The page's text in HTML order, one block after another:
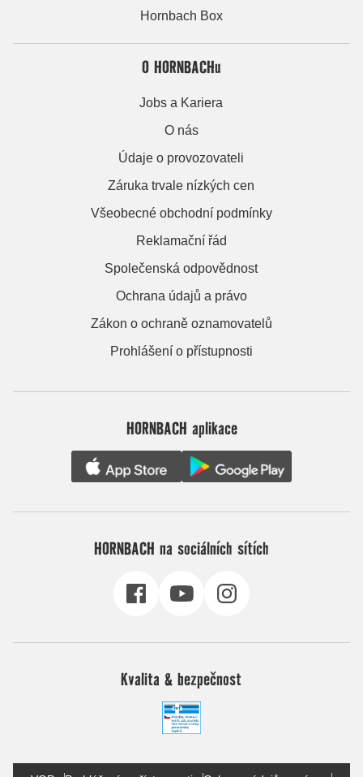
Hornbach Box
O HORNBACHu
Jobs a Kariera
O nás
Údaje o provozovateli
Záruka trvale nízkých cen
Všeobecné obchodní podmínky
Reklamační řád
Společenská odpovědnost
Ochrana údajů a právo
Zákon o ochraně oznamovatelů
Prohlášení o přístupnosti
HORNBACH aplikace
HORNBACH na sociálních sítích
Kvalita & bezpečnost